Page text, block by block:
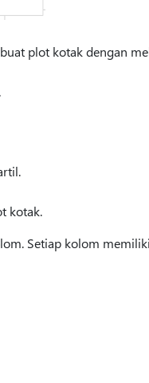
plot kotak dengan
kotak.
Setiap kolom